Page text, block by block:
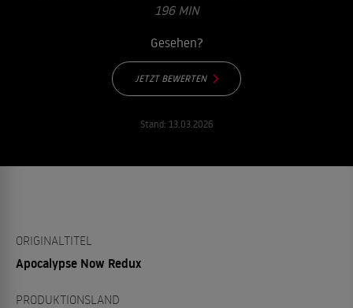
196 MIN
Gesehen?
JETZT BEWERTEN
Stand: 13.03.2026
ORIGINALTITEL
Apocalypse Now Redux
PRODUKTIONSLAND